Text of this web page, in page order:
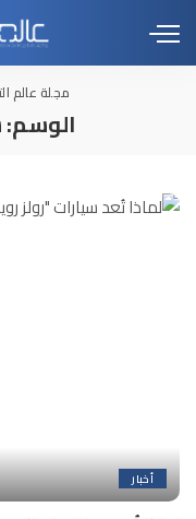
مجلة عالم
الوسم:
أخبار